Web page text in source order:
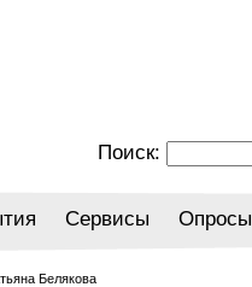
Поиск:
Сервисы Опросы
Белякова